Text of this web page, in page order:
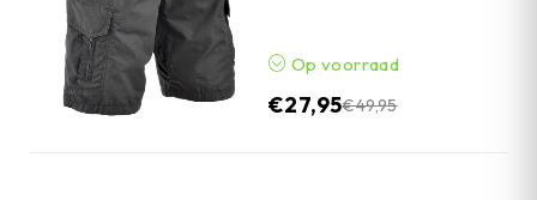
Op voorraad
€49,95
€27,95